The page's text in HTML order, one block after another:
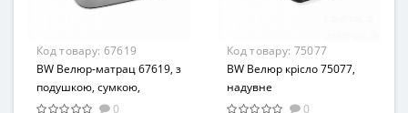
Код товару: 67619
BW Велюр-матрац 67619, з
подушкою, сумкою,
насосом, ремкомплектом
0
Код товару: 75077
BW Велюр крісло 75077,
надувне
0